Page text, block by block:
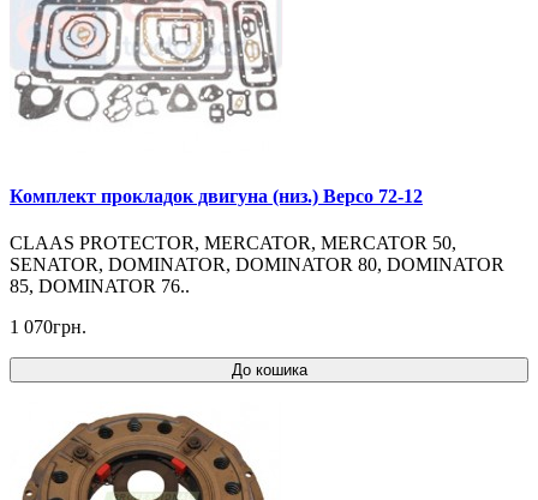
Комплект прокладок двигуна (низ.) Bepco 72-12
CLAAS PROTECTOR, MERCATOR, MERCATOR 50,
SENATOR, DOMINATOR, DOMINATOR 80, DOMINATOR
85, DOMINATOR 76..
1 070грн.
До кошика